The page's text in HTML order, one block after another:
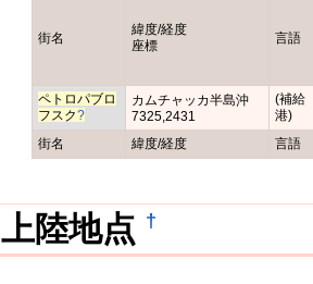
街名
緯度/経度
座標
言語
街名 緯度/経度 言語
ペトロパブロ
フスク?
カムチャッカ半島沖
7325,2431
(補給
港)
上陸地点 †